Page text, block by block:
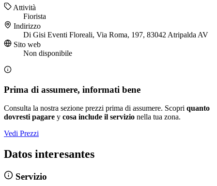
Attività
Fiorista
Indirizzo
Di Gisi Eventi Floreali, Via Roma, 197, 83042 Atripalda AV
Sito web
Non disponibile
Prima di assumere, informati bene
Consulta la nostra sezione prezzi prima di assumere. Scopri quanto
dovresti pagare y cosa include il servizio nella tua zona.
Vedi Prezzi
Datos interesantes
Servizio